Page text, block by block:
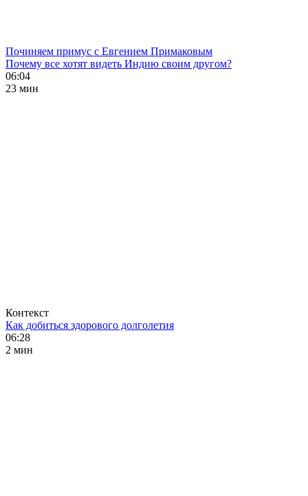
Починяем примус с Евгением Примаковым
Почему все хотят видеть Индию своим другом?
06:04
23 мин
Контекст
Как добиться здорового долголетия
06:28
2 мин